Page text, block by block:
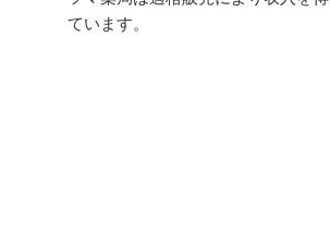
ています。